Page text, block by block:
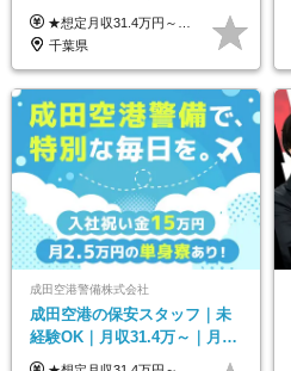
&賞与年2回｜家族・住宅手当
｜光熱費0円の単身寮
★想定月収31.4万円～＋賞与年2回（59万円以上） ★入社お祝い金15万円支給 ★水道+光熱費無料の家賃がリーズナブルな社員寮(単身寮)あり！ 月給24万5000円以上(基本給21万1000円＋業務別手当35,000円)＋賞与年2回（賞与支給額：59万円以上を想定）＋残業代全額 ※みなし残業なし！残業代は全額支給します。 ※資格手当・深夜手当など、様々な手当をご用意しています。 ※入社お祝い金は１か月経過後、3ヶ月経過後、6ヶ月経過後に各5万円ずつ給与に加算して支給いたします。 ※指定の検定資格をお持ちの方には別途手当を支給します。入社後に取得した場合は給与に加算し支給します。 ・施設警備 1級7,000円 2級4,000円 ・交通誘導 1級7,000円 2級4,000円 ・雑踏警備 1級7,000円 2級4,000円 など
千葉県
成田空港警備株式会社
成田空港の保安スタッフ｜未
経験OK｜月収31.4万～｜月
2.5万の単身寮｜住宅手当&家